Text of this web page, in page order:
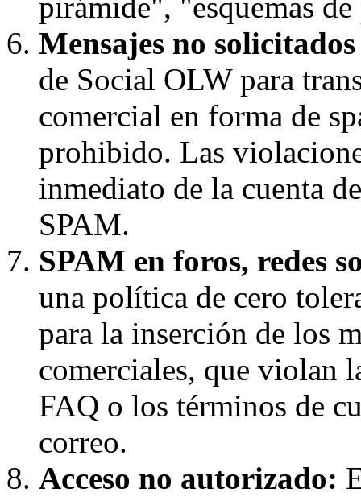
pirámide", "esquemas
Mensajes no
de Social OLW para
comercial en forma de
prohibido. Las
inmediato de la cuenta
SPAM.
SPAM en foros, redes
una política de cero
para la inserción de los
comerciales, que violan
FAQ o los términos de
correo.
Acceso no autorizado: